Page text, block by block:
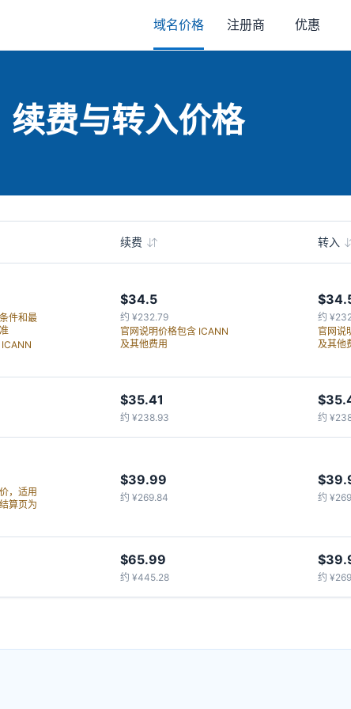
域名价格 注册商 优惠
费与转入价格
续费 转入
件和最
$34.5
约 ¥232.79
官网说明价格包含 ICANN
及其他费用
约
官网说
及其他
$35.41
约 ¥238.93 约
，适用
算页为
$39.99
约 ¥269.84 约
$65.99
约 ¥445.28 约